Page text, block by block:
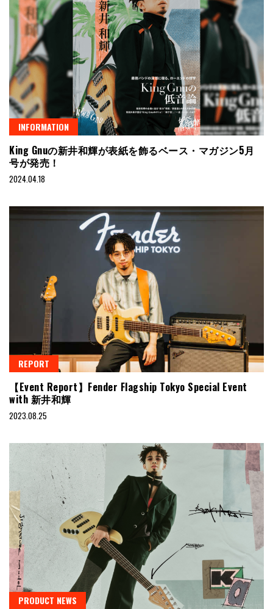
INFORMATION
King Gnuの新井和輝が表紙を飾るベース・マガジン5月
号が発売！
2024.04.18
REPORT
【Event Report】Fender Flagship Tokyo Special Event
with 新井和輝
2023.08.25
PRODUCT NEWS